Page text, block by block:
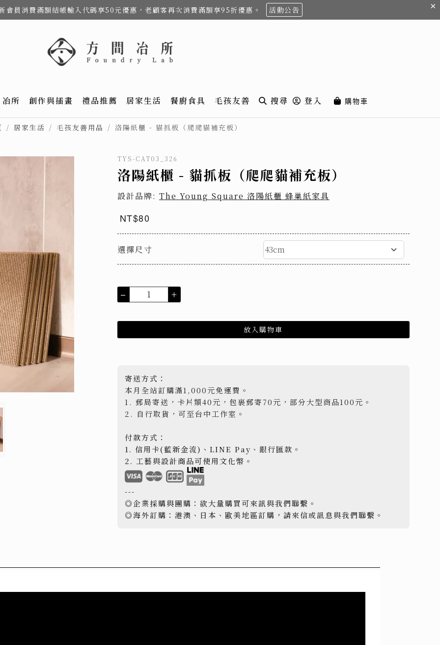
×
會員消費滿額結帳輸入代碼享50元優惠，老顧客再次消費滿額享95折優惠。 活動公告
冶所 創作與插畫 禮品推薦 居家生活 餐廚食具 毛孩友善 搜尋 登入 購物車
居家生活 毛孩友善用品 洛陽紙櫃 - 貓抓板（爬爬貓補充板）
TYS-CAT03_326
洛陽紙櫃 - 貓抓板（爬爬貓補充板）
設計品牌: The Young Square 洛陽紙櫃 蜂巢紙家具
NT$80
選擇尺寸
– +
放入購物車
寄送方式：
本月全站訂購滿1,000元免運費。
1. 郵局寄送，卡片類40元，包裹郵寄70元，部分大型商品100元。
2. 自行取貨，可至台中工作室。
付款方式：
1. 信用卡(藍新金流)、LINE Pay、銀行匯款。
2. 工藝與設計商品可使用文化幣。
---
◎企業採購與團購：欲大量購買可來訊與我們聯繫。
◎海外訂購：港澳、日本、歐美地區訂購，請來信或訊息與我們聯繫。